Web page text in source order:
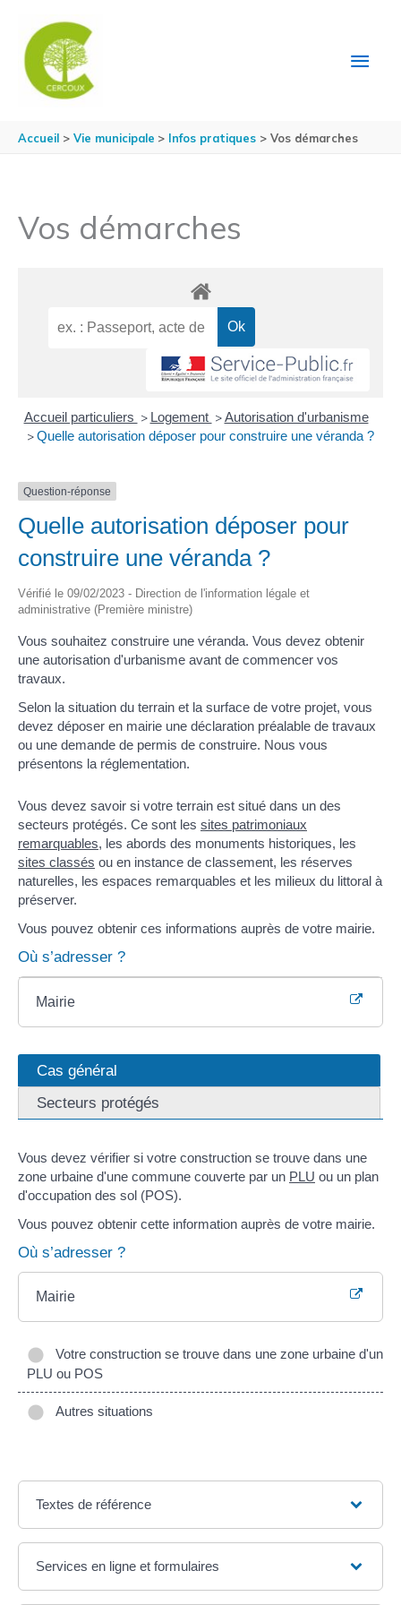
Accueil Vie municipale Infos pratiques Vos démarches
Vos démarches
Accueil particuliers > Logement > Autorisation d'urbanisme
> Quelle autorisation déposer pour construire une véranda ?
Question-réponse
Quelle autorisation déposer pour
construire une véranda ?
Vérifié le 09/02/2023 - Direction de l'information légale et
administrative (Première ministre)
Vous souhaitez construire une véranda. Vous devez obtenir
une autorisation d'urbanisme avant de commencer vos
travaux.
Selon la situation du terrain et la surface de votre projet, vous
devez déposer en mairie une déclaration préalable de travaux
ou une demande de permis de construire. Nous vous
présentons la réglementation.
Vous devez savoir si votre terrain est situé dans un des
secteurs protégés. Ce sont les sites patrimoniaux
remarquables, les abords des monuments historiques, les
sites classés ou en instance de classement, les réserves
naturelles, les espaces remarquables et les milieux du littoral à
préserver.
Vous pouvez obtenir ces informations auprès de votre mairie.
Où s’adresser ?
Mairie
Cas général
Secteurs protégés
Vous devez vérifier si votre construction se trouve dans une
zone urbaine d'une commune couverte par un PLU ou un plan
d'occupation des sol (POS).
Vous pouvez obtenir cette information auprès de votre mairie.
Où s’adresser ?
Mairie
Votre construction se trouve dans une zone urbaine d'un
PLU ou POS
Autres situations
Textes de référence
Services en ligne et formulaires